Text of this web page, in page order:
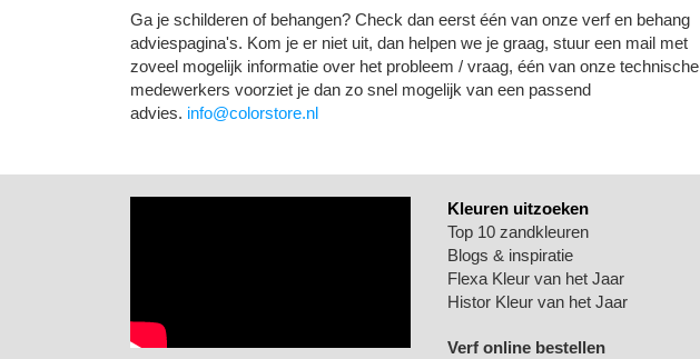
Ga je schilderen of behangen? Check dan eerst één van onze verf en behang
adviespagina's. Kom je er niet uit, dan helpen we je graag, stuur een mail met
zoveel mogelijk informatie over het probleem / vraag, één van onze technische
medewerkers voorziet je dan zo snel mogelijk van een passend
advies. info@colorstore.nl
Kleuren uitzoeken
Top 10 zandkleuren
Blogs & inspiratie
Flexa Kleur van het Jaar
Histor Kleur van het Jaar
Verf online bestellen